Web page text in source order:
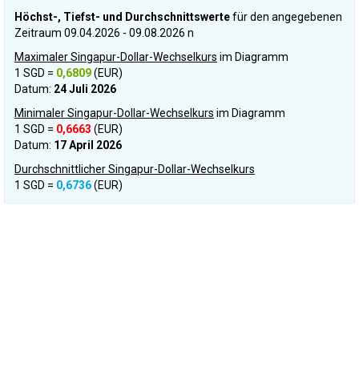
Höchst-, Tiefst- und Durchschnittswertefür den angegebenen
Zeitraum 09.04.2026 - 09.08.2026 n
Maximaler Singapur-Dollar-Wechselkurs im Diagramm
1 SGD = 0,6809(EUR)
Datum: 24 Juli 2026
Minimaler Singapur-Dollar-Wechselkurs im Diagramm
1 SGD = 0,6663 (EUR)
Datum: 17 April 2026
Durchschnittlicher Singapur-Dollar-Wechselkurs
1 SGD = 0,6736(EUR)